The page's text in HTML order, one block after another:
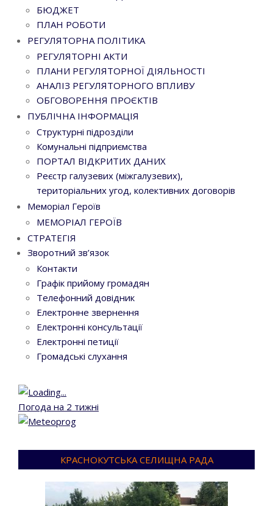
БЮДЖЕТ
ПЛАН РОБОТИ
РЕГУЛЯТОРНА ПОЛІТИКА
РЕГУЛЯТОРНІ АКТИ
ПЛАНИ РЕГУЛЯТОРНОЇ ДІЯЛЬНОСТІ
АНАЛІЗ РЕГУЛЯТОРНОГО ВПЛИВУ
ОБГОВОРЕННЯ ПРОЄКТІВ
ПУБЛІЧНА ІНФОРМАЦІЯ
Структурні підрозділи
Комунальні підприємства
ПОРТАЛ ВІДКРИТИХ ДАНИХ
Реєстр галузевих (міжгалузевих),
територіальних угод, колективних договорів
Меморіал Героїв
МЕМОРІАЛ ГЕРОЇВ
СТРАТЕГІЯ
Зворотний зв’язок
Контакти
Графік прийому громадян
Телефонний довідник
Електронне звернення
Електронні консультації
Електронні петиції
Громадські слухання
Погода на 2 тижні
КРАСНОКУТСЬКА СЕЛИЩНА РАДА